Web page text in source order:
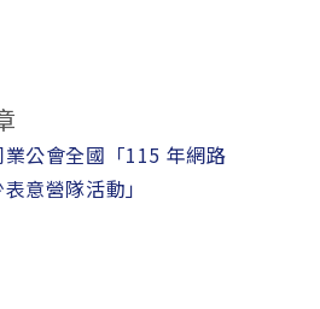
公會全國「115 年網路
意營隊活動」